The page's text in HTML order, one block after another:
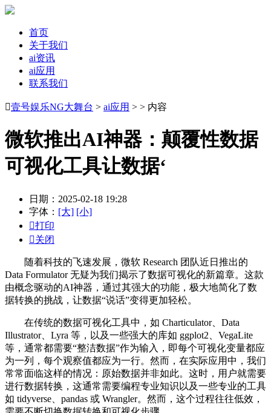
首页
关于我们
ai资讯
ai应用
联系我们
壹号娱乐NG大舞台 > ai应用 > > 内容
微软推出AI神器：颠覆性数据
可视化工具让数据‘
日期：2025-02-18 19:28
字体： [大] [小]
打印
关闭
随着科技的飞速发展，微软 Research 团队近日推出的
Data Formulator 无疑为我们揭示了数据可视化的新篇章。这款
由概念驱动的AI神器，通过其强大的功能，极大地简化了数
据转换的挑战，让数据“说话”变得更加轻松。
在传统的数据可视化工具中，如 Charticulator、Data
Illustrator、Lyra 等，以及一些强大的库如 ggplot2、VegaLite
等，通常都需要“整洁数据”作为输入，即每个可视化变量都应
为一列，每个观察值都应为一行。然而，在实际应用中，我们
常常面临这样的情况：原始数据并非如此。这时，用户就需要
进行数据转换，这通常需要编程专业知识以及一些专业的工具
如 tidyverse、pandas 或 Wrangler。然而，这个过程往往低效，